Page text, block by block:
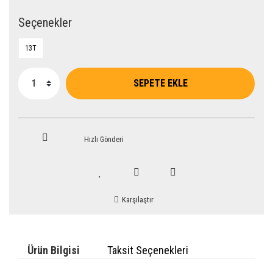
Seçenekler
13T
SEPETE EKLE
Hızlı Gönderi
Karşılaştır
Ürün Bilgisi Taksit Seçenekleri